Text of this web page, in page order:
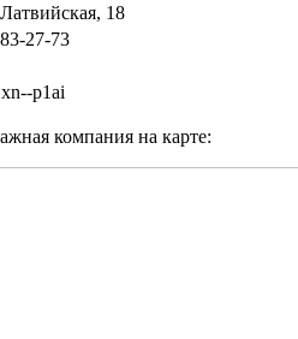
18
27-73
p1ai
компания на карте: